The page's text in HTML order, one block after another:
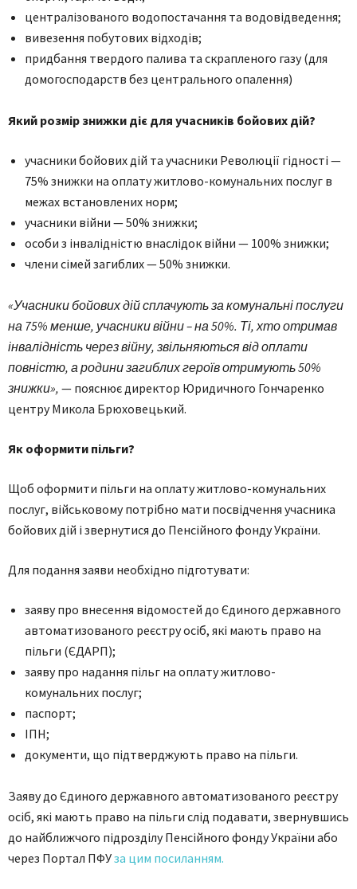
централізованого водопостачання та водовідведення;
вивезення побутових відходів;
придбання твердого палива та скрапленого газу (для
домогосподарств без центрального опалення)
Який розмір знижки діє для учасників бойових дій?
учасники бойових дій та учасники Революції гідності —
75% знижки на оплату житлово-комунальних послуг в
межах встановлених норм;
учасники війни — 50% знижки;
особи з інвалідністю внаслідок війни — 100% знижки;
члени сімей загиблих — 50% знижки.
«Учасники бойових дій сплачують за комунальні послуги
на 75% менше, учасники війни – на 50%. Ті, хто отримав
інвалідність через війну, звільняються від оплати
повністю, а родини загиблих героїв отримують 50%
знижки», — пояснює директор Юридичного Гончаренко
центру Микола Брюховецький.
Як оформити пільги?
Щоб оформити пільги на оплату житлово-комунальних
послуг, військовому потрібно мати посвідчення учасника
бойових дій і звернутися до Пенсійного фонду України.
Для подання заяви необхідно підготувати:
заяву про внесення відомостей до Єдиного державного
автоматизованого реєстру осіб, які мають право на
пільги (ЄДАРП);
заяву про надання пільг на оплату житлово-
комунальних послуг;
паспорт;
ІПН;
документи, що підтверджують право на пільги.
Заяву до Єдиного державного автоматизованого реєстру
осіб, які мають право на пільги слід подавати, звернувшись
до найближчого підрозділу Пенсійного фонду України або
через Портал ПФУза цим посиланням.